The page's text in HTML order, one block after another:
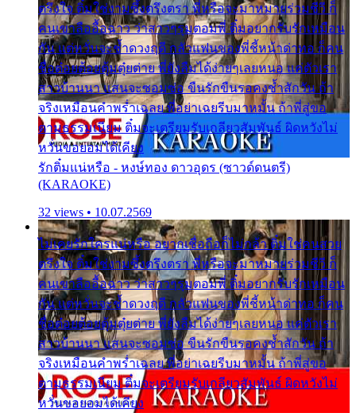
ตรึงใจ ติ๋มใช่งามซึ้งตรึงตรา พี่หรือจะมาหมายร่วมชีวี ก็
คนเขาลืออื้อฉาว ว่าสาวๆรุมตอมพี่ ติ๋มอยากรับรักเหมือน
กัน แต่หวั่นจะช้ำดวงฤดี กลัวแฟนของพี่ชี้หน้าด่าทอ ก็คน
ชื่อต๋อยต้อยตุ้มตุ๋ยต่าย พี่ยังลืมได้ง่ายๆเลยหนอ แค่ตัวเรา
สาวบ้านนา แสนจะซอมซ่อ ขืนรักขืนรอคงช้ำสักวัน ถ้า
จริงเหมือนคำพร่ำเฉลย พี่อย่าเฉยรีบมาหมั้น ถ้าพี่สู่ขอ
ตามธรรมเนียม ติ๋มจะเตรียมรับเกลียวสัมพันธ์ ผิดหวังไม่
หวั่นขอยอมได้เคียง
รักติ๋มแน่หรือ - หงษ์ทอง ดาวอุดร (ซาวด์ดนตรี)
(KARAOKE)
32 views • 10.07.2569
ไม่เคยรักใครแน่หรือ อยากเชื่อถือก็ไม่กล้า ติ๋มใช่คนสวย
ตรึงใจ ติ๋มใช่งามซึ้งตรึงตรา พี่หรือจะมาหมายร่วมชีวี ก็
คนเขาลืออื้อฉาว ว่าสาวๆรุมตอมพี่ ติ๋มอยากรับรักเหมือน
กัน แต่หวั่นจะช้ำดวงฤดี กลัวแฟนของพี่ชี้หน้าด่าทอ ก็คน
ชื่อต๋อยต้อยตุ้มตุ๋ยต่าย พี่ยังลืมได้ง่ายๆเลยหนอ แค่ตัวเรา
สาวบ้านนา แสนจะซอมซ่อ ขืนรักขืนรอคงช้ำสักวัน ถ้า
จริงเหมือนคำพร่ำเฉลย พี่อย่าเฉยรีบมาหมั้น ถ้าพี่สู่ขอ
ตามธรรมเนียม ติ๋มจะเตรียมรับเกลียวสัมพันธ์ ผิดหวังไม่
หวั่นขอยอมได้เคียง